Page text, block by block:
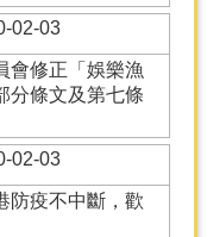
02-03
會修正「娛樂漁
分條文及第七條
02-03
防疫不中斷，歡